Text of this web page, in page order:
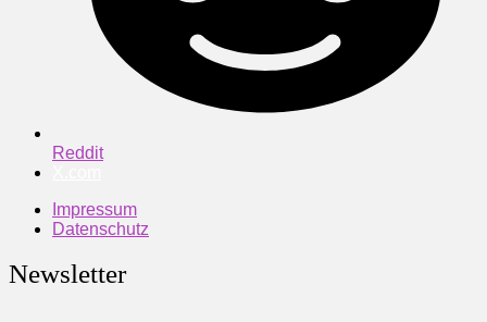
Reddit
Impressum
Datenschutz
Newsletter